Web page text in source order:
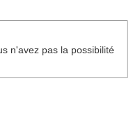
n'avez pas la possibilité